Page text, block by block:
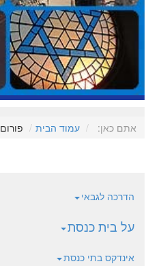
אתם כאן: עמוד הבית פורום
הדרכה לגבאי
על בית כנסת
אינדקס בתי כנסת